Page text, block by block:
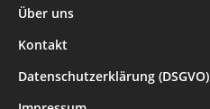
Über uns
Kontakt
Datenschutzerklärung (DSGVO)